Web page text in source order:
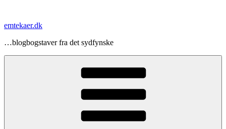
indhold
emtekaer.dk
…blogbogstaver fra det sydfynske